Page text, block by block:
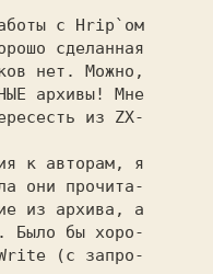
с Hrip`ом
сделанная
нет. Можно,
архивы! Мне
из ZX-
они прочита-
из архива, а
Было бы хоро-
(с запро-